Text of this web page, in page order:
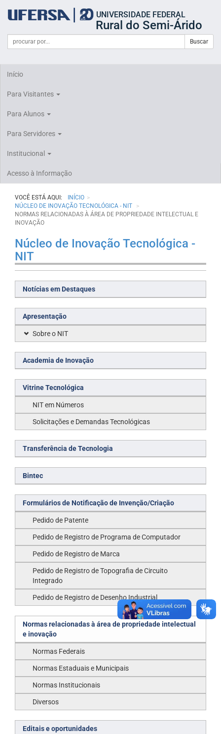
portal
UFERSA
UNIVERSIDADE FEDERAL
Rural do Semi-Árido
Formulário
Busca
Campo
de
Buscar
Início
Para Visitantes
Para Alunos
Para Servidores
Institucional
Acesso à Informação
VOCÊ ESTÁ AQUI:
INÍCIO
NÚCLEO DE INOVAÇÃO TECNOLÓGICA - NIT
NORMAS RELACIONADAS À ÁREA DE PROPRIEDADE INTELECTUAL E
INOVAÇÃO
Núcleo de Inovação Tecnológica -
NIT
Notícias em Destaques
Apresentação
Sobre o NIT
Academia de Inovação
Vitrine Tecnológica
NIT em Números
Solicitações e Demandas Tecnológicas
Transferência de Tecnologia
Bintec
Formulários de Notificação de Invenção/Criação
Pedido de Patente
Pedido de Registro de Programa de Computador
Pedido de Registro de Marca
Pedido de Registro de Topografia de Circuito
Integrado
Pedido de Registro de Desenho Industrial
Normas relacionadas à área de propriedade intelectual
e inovação
Normas Federais
Normas Estaduais e Municipais
Normas Institucionais
Diversos
Editais e oportunidades